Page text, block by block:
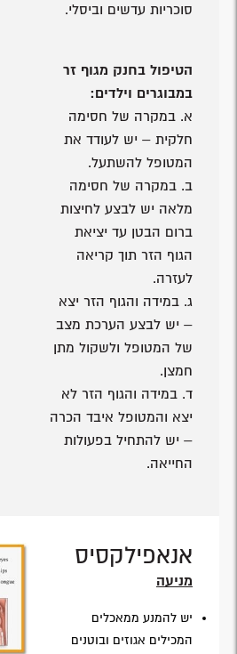
סוכריות עדשים וביסלי.
הטיפול בחנק מגוף זר
במבוגרים וילדים:
א. במקרה של חסימה
חלקית – יש לעודד את
המטופל להשתעל.
ב. במקרה של חסימה
מלאה יש לבצע לחיצות
ברום הבטן עד יציאת
הגוף הזר תוך קריאה
לעזרה.
ג. במידה והגוף הזר יצא
– יש לבצע הערכת מצב
של המטופל ולשקול מתן
חמצן.
ד. במידה והגוף הזר לא
יצא והמטופל איבד הכרה
– יש להתחיל בפעולות
החייאה.
אנאפילקסיס
מניעה
יש להמנע ממאכלים
המכילים אגוזים ובוטנים